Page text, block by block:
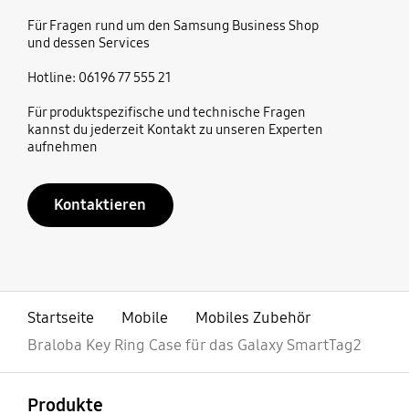
Für Fragen rund um den Samsung Business Shop
und dessen Services
Hotline: 06196 77 555 21
Für produktspezifische und technische Fragen
kannst du jederzeit Kontakt zu unseren Experten
aufnehmen
Kontaktieren
Startseite Mobile
Mobiles Zubehör
Braloba Key Ring Case für das Galaxy SmartTag2
Produkte